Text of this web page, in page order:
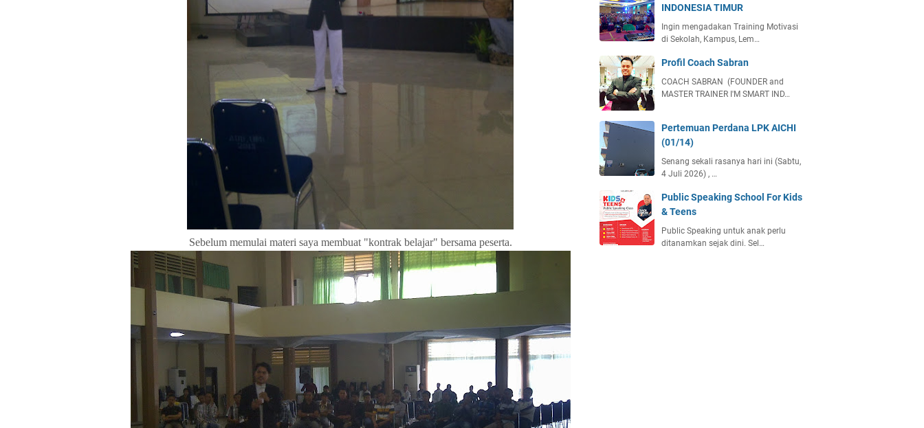
Sebelum memulai materi saya membuat "kontrak belajar" bersama peserta.
INDONESIA TIMUR
Ingin mengadakan Training Motivasi
di Sekolah, Kampus, Lem…
Profil Coach Sabran
COACH SABRAN (FOUNDER and
MASTER TRAINER I'M SMART IND…
Pertemuan Perdana LPK AICHI
(01/14)
Senang sekali rasanya hari ini (Sabtu,
4 Juli 2026) , …
Public Speaking School For Kids
& Teens
Public Speaking untuk anak perlu
ditanamkan sejak dini. Sel…